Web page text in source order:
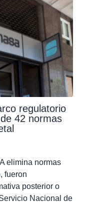
regulatorio
42 normas
elimina normas
fueron
posterior o
Nacional de